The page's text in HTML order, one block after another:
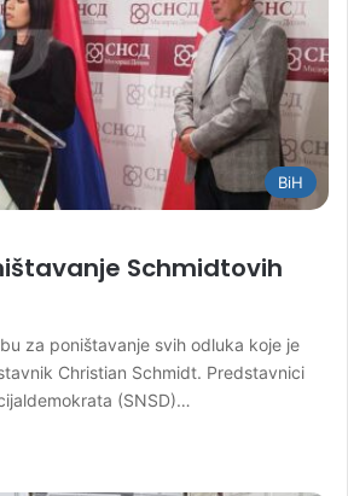
BiH
Schmidtovih
za poništavanje svih odluka koje je
Christian Schmidt. Predstavnici
(SNSD)…